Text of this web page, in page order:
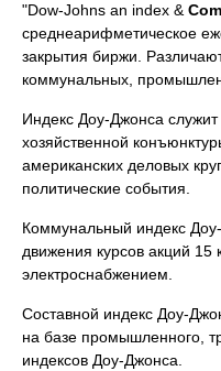
"Dow-Johns an index &
среднеарифметическое
закрытия биржи.
коммунальных,
Индекс Доу-Джонса
хозяйственной
американских деловых
политические события.
Коммунальный индекс
движения курсов акций
электроснабжением.
Составной индекс Доу-
на базе промышленного,
индексов Доу-Джонса.